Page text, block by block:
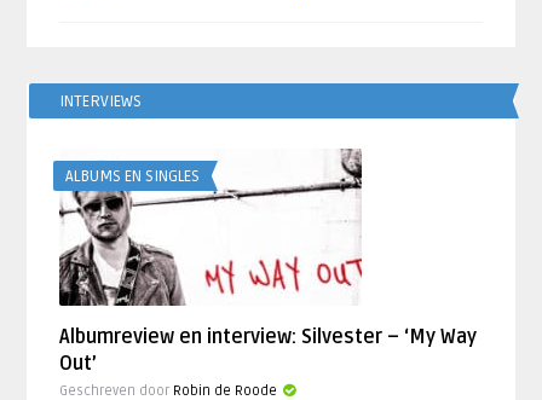
INTERVIEWS
ALBUMS EN SINGLES
Albumreview en interview: Silvester – ‘My Way
Out’
Geschreven door Robin de Roode